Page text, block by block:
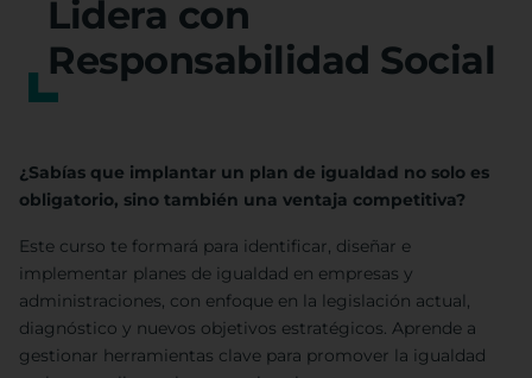
Lidera con
Responsabilidad Social
¿Sabías que implantar un plan de igualdad no solo es
obligatorio, sino también una ventaja competitiva?
Este curso te formará para identificar, diseñar e
implementar planes de igualdad en empresas y
administraciones, con enfoque en la legislación actual,
diagnóstico y nuevos objetivos estratégicos. Aprende a
gestionar herramientas clave para promover la igualdad